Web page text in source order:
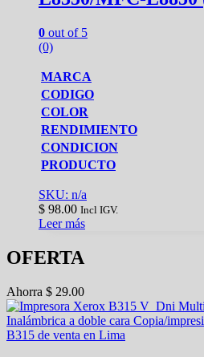
0 out of 5
(0)
MARCA
CODIGO
COLOR
RENDIMIENTO
CONDICION
PRODUCTO
SKU: n/a
$ 98.00 Incl IGV.
Leer más
OFERTA
Ahorra $ 29.00